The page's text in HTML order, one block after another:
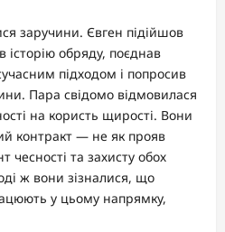
заручини. Євген підійшов
історію обряду, поєднав
підходом і попросив
Пара свідомо відмовилася
на користь щирості. Вони
контракт — не як прояв
чесності та захисту обох
ж вони зізналися, що
у цьому напрямку,